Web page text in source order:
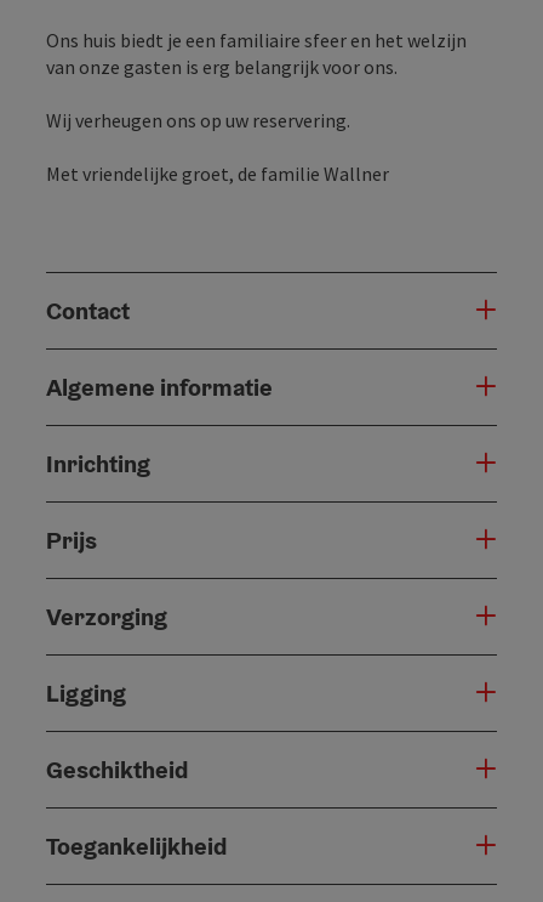
Ons huis biedt je een familiaire sfeer en het welzijn
van onze gasten is erg belangrijk voor ons.
Wij verheugen ons op uw reservering.
Met vriendelijke groet, de familie Wallner
Contact
Algemene informatie
Inrichting
Prijs
Verzorging
Ligging
Geschiktheid
Toegankelijkheid